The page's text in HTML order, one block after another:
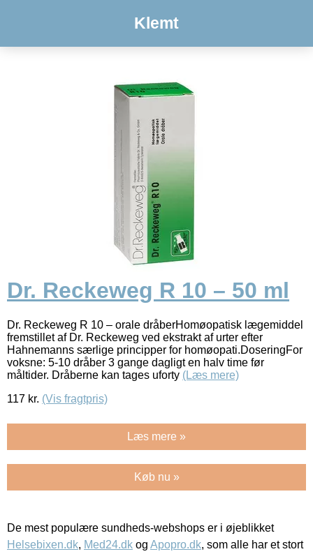
Klemt
Dr. Reckeweg R 10 – 50 ml
Dr. Reckeweg R 10 – orale dråberHomøopatisk lægemiddel
fremstillet af Dr. Reckeweg ved ekstrakt af urter efter
Hahnemanns særlige principper for homøopati.DoseringFor
voksne: 5-10 dråber 3 gange dagligt en halv time før
måltider. Dråberne kan tages uforty (Læs mere)
117 kr. (Vis fragtpris)
Læs mere »
Køb nu »
De mest populære sundheds-webshops er i øjeblikket
Helsebixen.dk, Med24.dk og Apopro.dk, som alle har et stort